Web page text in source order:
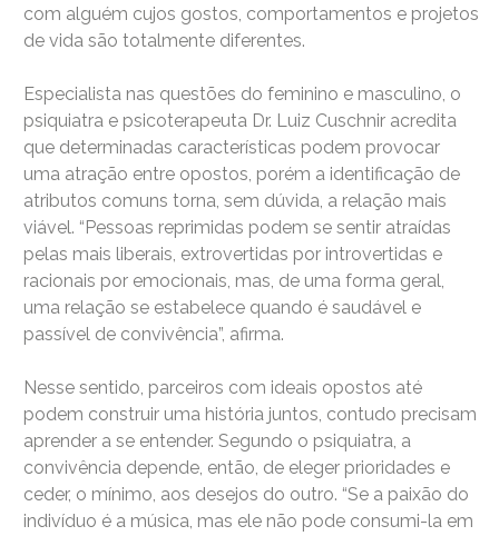
com alguém cujos gostos, comportamentos e projetos
de vida são totalmente diferentes.
Especialista nas questões do feminino e masculino, o
psiquiatra e psicoterapeuta Dr. Luiz Cuschnir acredita
que determinadas características podem provocar
uma atração entre opostos, porém a identificação de
atributos comuns torna, sem dúvida, a relação mais
viável. “Pessoas reprimidas podem se sentir atraídas
pelas mais liberais, extrovertidas por introvertidas e
racionais por emocionais, mas, de uma forma geral,
uma relação se estabelece quando é saudável e
passível de convivência”, afirma.
Nesse sentido, parceiros com ideais opostos até
podem construir uma história juntos, contudo precisam
aprender a se entender. Segundo o psiquiatra, a
convivência depende, então, de eleger prioridades e
ceder, o mínimo, aos desejos do outro. “Se a paixão do
indivíduo é a música, mas ele não pode consumi-la em